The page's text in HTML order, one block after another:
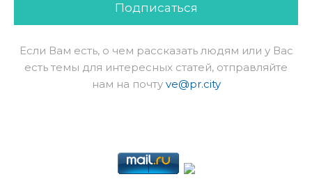
Подписаться
Если Вам есть, о чем рассказать людям или у Вас
есть темы для интересных статей, отправляйте
нам на почту ve@pr.city